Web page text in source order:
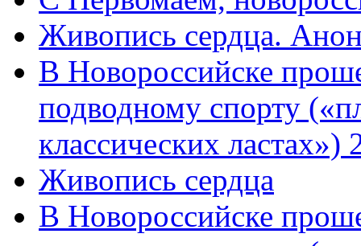
Живопись сердца.
В Новороссийске
подводному спорту
классических
Живопись сердца
В Новороссийске